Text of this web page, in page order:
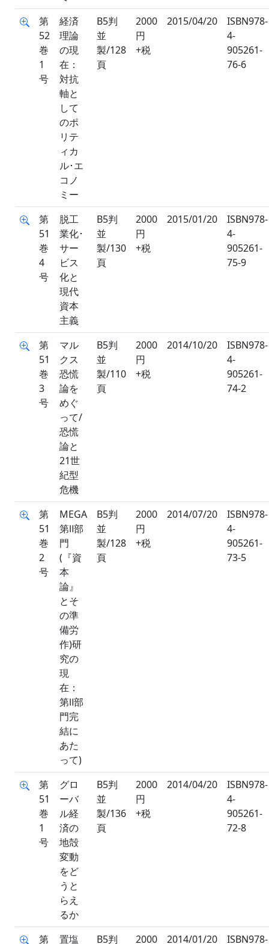
第
52
巻
1
号
経済
理論
の現
在：
対抗
軸と
して
のポ
リテ
ィカ
ル･エ
コノ
ミー
B5判
並
製/128
頁
2000
円
+税
2015/04/20
ISBN978-
4-
905261-
76-6
第
51
巻
4
号
脱工
業化･
サー
ビス
化と
現代
資本
主義
B5判
並
製/130
頁
2000
円
+税
2015/01/20
ISBN978-
4-
905261-
75-9
第
51
巻
3
号
マル
クス
恐慌
論を
めぐ
って/
恐慌
論と
21世
紀型
危機
B5判
並
製/110
頁
2000
円
+税
2014/10/20
ISBN978-
4-
905261-
74-2
第
51
巻
2
号
MEGA
第Ⅱ部
門
(『資
本
論』
とそ
の準
備労
作)研
究の
現
在：
第Ⅱ部
門完
結に
あた
って)
B5判
並
製/128
頁
2000
円
+税
2014/07/20
ISBN978-
4-
905261-
73-5
第
51
巻
1
号
グロ
ーバ
ル経
済の
地殻
変動
をど
うと
らえ
るか
B5判
並
製/136
頁
2000
円
+税
2014/04/20
ISBN978-
4-
905261-
72-8
第
置塩
B5判
2000
2014/01/20
ISBN978-